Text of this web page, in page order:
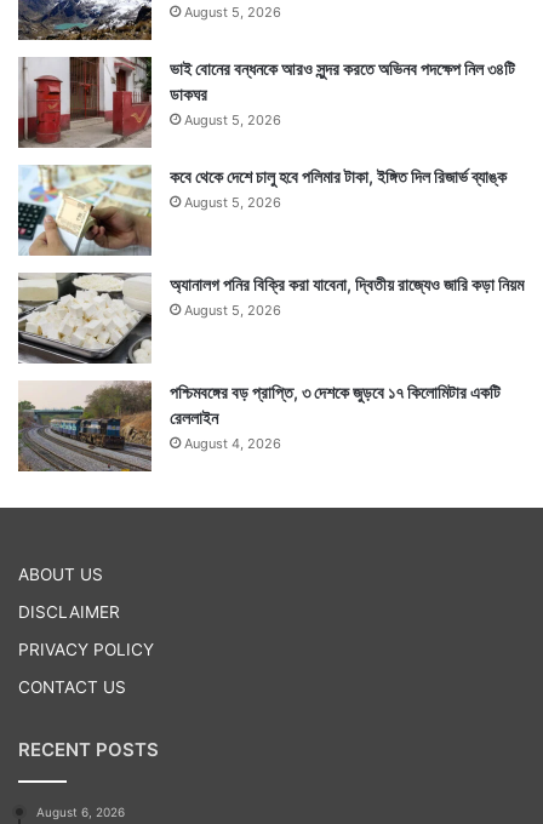
Tags Healthcare
August 5, 2026
ভাই বোনের বন্ধনকে আরও সুন্দর করতে অভিনব পদক্ষেপ নিল ৩৪টি
ডাকঘর
August 5, 2026
কবে থেকে দেশে চালু হবে পলিমার টাকা, ইঙ্গিত দিল রিজার্ভ ব্যাঙ্ক
August 5, 2026
অ্যানালগ পনির বিক্রি করা যাবেনা, দ্বিতীয় রাজ্যেও জারি কড়া নিয়ম
August 5, 2026
পশ্চিমবঙ্গের বড় প্রাপ্তি, ৩ দেশকে জুড়বে ১৭ কিলোমিটার একটি
রেললাইন
August 4, 2026
ABOUT US
DISCLAIMER
PRIVACY POLICY
CONTACT US
RECENT POSTS
August 6, 2026